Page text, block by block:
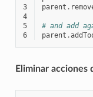
3
parent .
4
5
# and add
6
parent .
Eliminar acciones